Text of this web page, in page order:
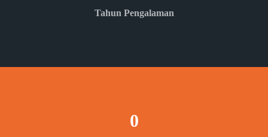
Tahun Pengalaman
0